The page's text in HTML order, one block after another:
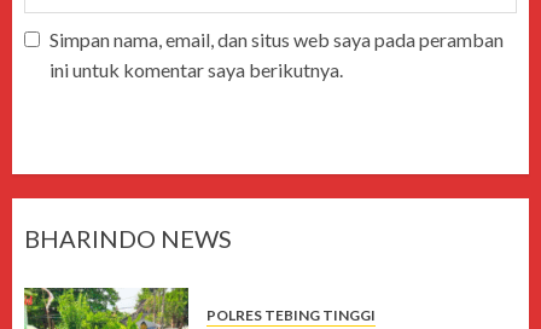
Simpan nama, email, dan situs web saya pada peramban
ini untuk komentar saya berikutnya.
BHARINDO NEWS
POLRES TEBING TINGGI